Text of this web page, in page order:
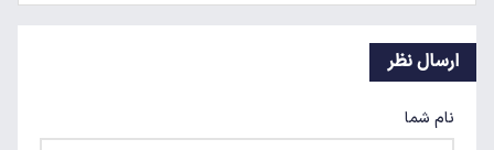
ارسال نظر
نام شما